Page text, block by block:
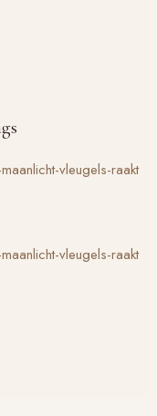
vleugels-raakt
vleugels-raakt